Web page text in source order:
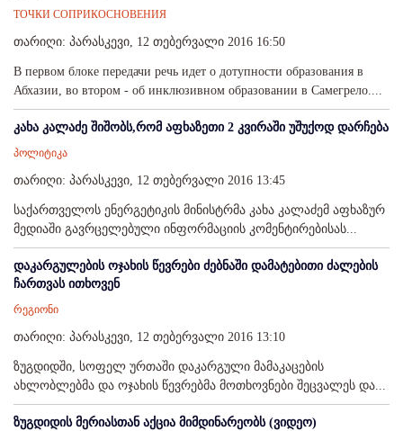
ТОЧКИ СОПРИКОСНОВЕНИЯ
თარიღი: პარასკევი, 12 თებერვალი 2016 16:50
В первом блоке передачи речь идет о дотупности образования в
Абхазии, во втором - об инклюзивном образовании в Самегрело....
კახა კალაძე შიშობს,რომ აფხაზეთი 2 კვირაში უშუქოდ დარჩება
პოლიტიკა
თარიღი: პარასკევი, 12 თებერვალი 2016 13:45
საქართველოს ენერგეტიკის მინისტრმა კახა კალაძემ აფხაზურ
მედიაში გავრცელებული ინფორმაციის კომენტირებისას...
დაკარგულების ოჯახის წევრები ძებნაში დამატებითი ძალების
ჩართვას ითხოვენ
რეგიონი
თარიღი: პარასკევი, 12 თებერვალი 2016 13:10
ზუგდიდში, სოფელ ურთაში დაკარგული მამაკაცების
ახლობლებმა და ოჯახის წევრებმა მოთხოვნები შეცვალეს და...
ზუგდიდის მერიასთან აქცია მიმდინარეობს (ვიდეო)